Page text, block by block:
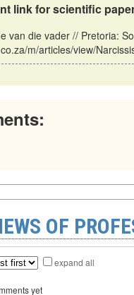
link for scientific
van die vader // Pretoria:
m/articles/view/
OF
expand all
yet